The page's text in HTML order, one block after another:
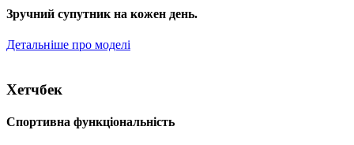
Зручний супутник на кожен день.
Детальніше про моделі
Хетчбек
Спортивна функціональність